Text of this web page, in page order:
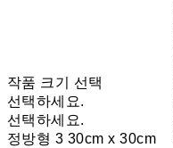
작품 크기 선택
선택하세요.
선택하세요.
정방형 3 30cm x 30cm